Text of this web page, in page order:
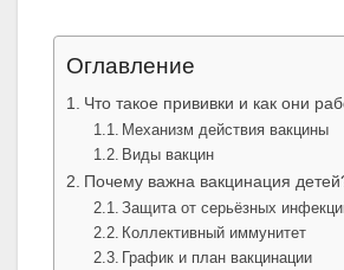
Оглавление
Что такое прививки и как они
Механизм действия вакцины
Виды вакцин
Почему важна вакцинация
Защита от серьёзных
Коллективный иммунитет
График и план вакцинации